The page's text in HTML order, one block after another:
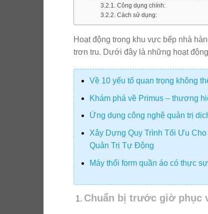
Công dụng chính:
Cách sử dụng:
Hoạt động trong khu vực bếp nhà
trơn tru. Dưới đây là những hoạt
Về 10 yếu tố quan trọng không
Khám phá về Primus – thương
Ứng dụng công nghệ quản trị
Xây Dựng Quy Trình Tối Ưu
Quản Trị Tự Động
Máy thổi form quần áo có thực
Chuẩn bị trước giờ phục